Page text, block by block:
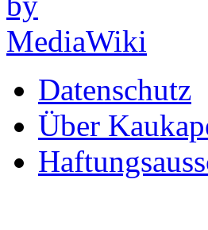
Datenschutz
Über